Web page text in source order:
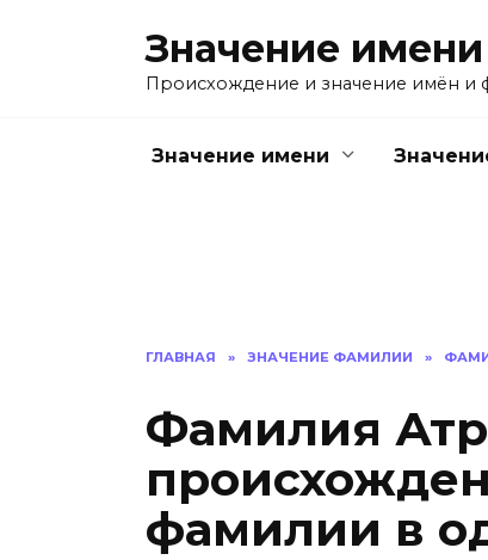
Значение
Происхождение и значение имён и
Значение имени
ГЛАВНАЯ » ЗНАЧЕНИЕ ФАМИЛИИ »
Фамилия
фамилии в